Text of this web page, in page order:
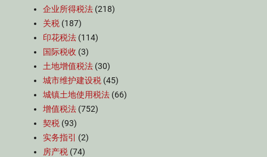
企业所得税法 (218)
关税 (187)
印花税法 (114)
国际税收 (3)
土地增值税法 (30)
城市维护建设税 (45)
城镇土地使用税法 (66)
增值税法 (752)
契税 (93)
实务指引
(2)
房产税 (74)